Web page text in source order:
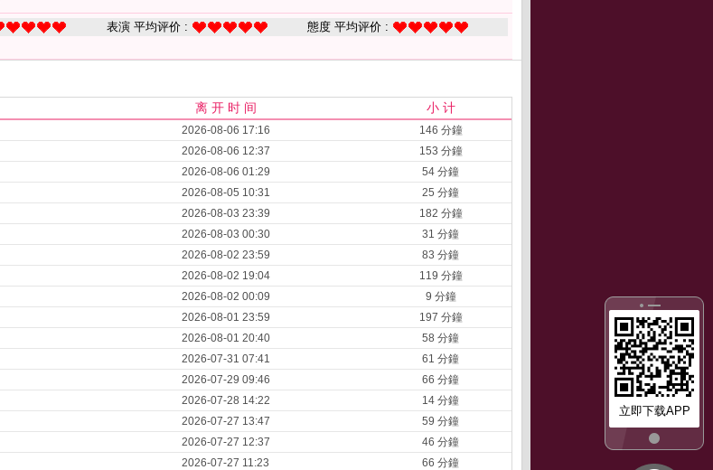
立即下载APP
表演 平均评价 :
態度 平均评价 :
离 开 时 间 小 计
2026-08-06 17:16
146 分鐘
2026-08-06 12:37
153 分鐘
2026-08-06 01:29
54 分鐘
2026-08-05 10:31
25 分鐘
2026-08-03 23:39
182 分鐘
2026-08-03 00:30
31 分鐘
2026-08-02 23:59
83 分鐘
2026-08-02 19:04
119 分鐘
2026-08-02 00:09
9 分鐘
2026-08-01 23:59
197 分鐘
2026-08-01 20:40
58 分鐘
2026-07-31 07:41
61 分鐘
2026-07-29 09:46
66 分鐘
2026-07-28 14:22
14 分鐘
2026-07-27 13:47
59 分鐘
2026-07-27 12:37
46 分鐘
2026-07-27 11:23 66 分鐘